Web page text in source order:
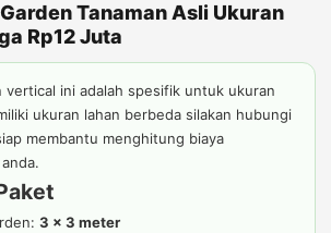
Tanaman Asli Ukuran
Rp12 Juta
vertical ini adalah spesifik untuk ukuran
ukuran lahan berbeda silakan hubungi
membantu menghitung biaya
3 x 3 meter